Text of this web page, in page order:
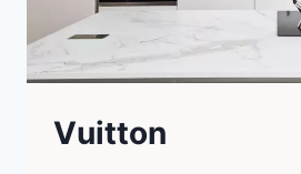
Vuitton